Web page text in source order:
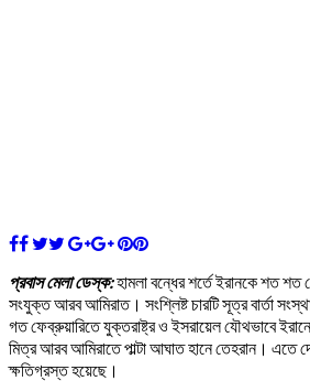
প্রবাস মেলা ডেস্ক:হামলা বন্ধের শর্তে ইরানকে শত শত
সংযুক্ত আরব আমিরাত। সংশ্লিষ্ট চারটি সূত্র বার্তা
গত ফেব্রুয়ারিতে যুক্তরাষ্ট্র ও ইসরায়েল যৌথভাবে
মিত্র আরব আমিরাতে পাল্টা আঘাত হানে তেহরান। এতে
ক্ষতিগ্রস্ত হয়েছে।